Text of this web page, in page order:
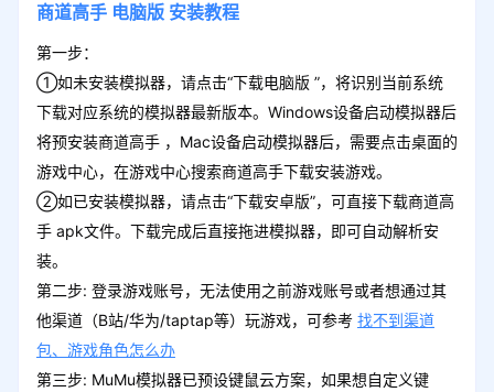
商道高手 电脑版 安装教程
第一步：
①如未安装模拟器，请点击“下载电脑版 ”，将识别当前系统
下载对应系统的模拟器最新版本。Windows设备启动模拟器后
将预安装商道高手 ，Mac设备启动模拟器后，需要点击桌面的
游戏中心，在游戏中心搜索商道高手下载安装游戏。
②如已安装模拟器，请点击“下载安卓版”，可直接下载商道高
手 apk文件。下载完成后直接拖进模拟器，即可自动解析安
装。
第二步: 登录游戏账号，无法使用之前游戏账号或者想通过其
他渠道（B站/华为/taptap等）玩游戏，可参考 找不到渠道
包、游戏角色怎么办
第三步: MuMu模拟器已预设键鼠云方案，如果想自定义键